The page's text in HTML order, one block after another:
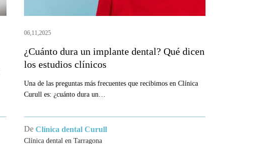
06,11,2025
¿Cuánto dura un implante dental? Qué dicen
los estudios clínicos
Una de las preguntas más frecuentes que recibimos en Clínica
Curull es: ¿cuánto dura un…
DeClínica dental Curull
Clínica dental en Tarragona